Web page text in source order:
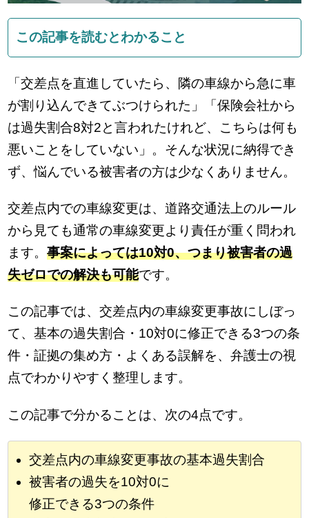
この記事を読むとわかること
「交差点を直進していたら、隣の車線から急に車
が割り込んできてぶつけられた」「保険会社から
は過失割合8対2と言われたけれど、こちらは何も
悪いことをしていない」。そんな状況に納得でき
ず、悩んでいる被害者の方は少なくありません。
交差点内での車線変更は、道路交通法上のルール
から見ても通常の車線変更より責任が重く問われ
ます。事案によっては10対0、つまり被害者の過
失ゼロでの解決も可能です。
この記事では、交差点内の車線変更事故にしぼっ
て、基本の過失割合・10対0に修正できる3つの条
件・証拠の集め方・よくある誤解を、弁護士の視
点でわかりやすく整理します。
この記事で分かることは、次の4点です。
交差点内の車線変更事故の基本過失割合
被害者の過失を10対0に
修正できる3つの条件